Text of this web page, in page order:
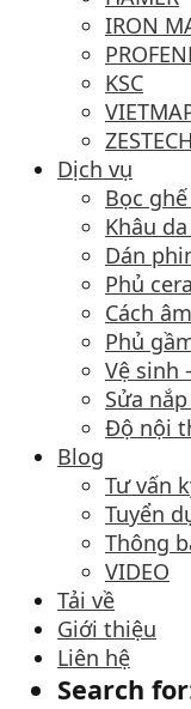
IRON
KSC
ZESTECH
Dịch vụ
Bọc
Khâu
Dán
Phủ
Cách
Phủ
Vệ sinh
Sửa
Độ nội
Blog
Tư vấn
Tuyển
Thông
VIDEO
Tải về
Giới thiệu
Liên hệ
Search